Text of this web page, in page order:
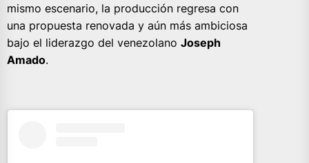
mismo escenario, la producción regresa con
una propuesta renovada y aún más ambiciosa
bajo el liderazgo del venezolano Joseph
Amado.